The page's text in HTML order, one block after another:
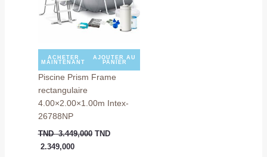
ACHETER
MAINTENANT
AJOUTER AU
PANIER
Piscine Prism Frame
rectangulaire
4.00×2.00×1.00m Intex-
26788NP
TND3.449,000 TND
2.349,000